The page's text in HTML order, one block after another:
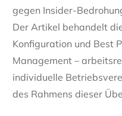
gegen Insider-
Der Artikel behandelt
Konfiguration und Best
Management –
individuelle
des Rahmens dieser